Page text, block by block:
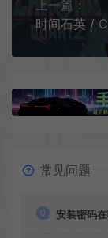
上一篇：
常见问题
安装密码